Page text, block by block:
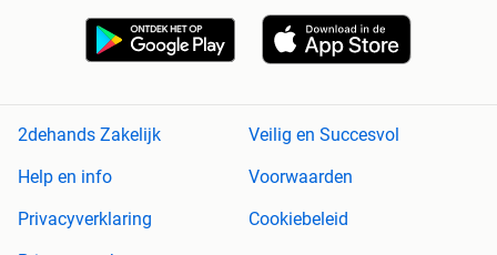
2dehands Zakelijk
Veilig en Succesvol
Help en info
Voorwaarden
Privacyverklaring
Cookiebeleid